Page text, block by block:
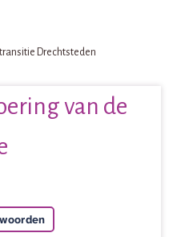
Drechtsteden
van de